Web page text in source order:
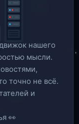
нашего
мысли.
точно не всё.
и
👀